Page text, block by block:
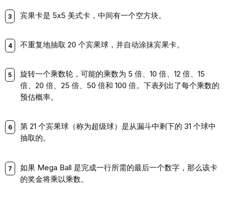
宾果卡是 5x5 美式卡，中间有一个空方块。
不重复地抽取 20 个宾果球，并自动涂抹宾果卡。
旋转一个乘数轮，可能的乘数为 5 倍、10 倍、12 倍、15
倍、20 倍、25 倍、50 倍和 100 倍。下表列出了每个乘数的
预估概率。
第 21 个宾果球（称为超级球）是从漏斗中剩下的 31 个球中
抽取的。
如果 Mega Ball 是完成一行所需的最后一个数字，那么该卡
的奖金将乘以乘数。